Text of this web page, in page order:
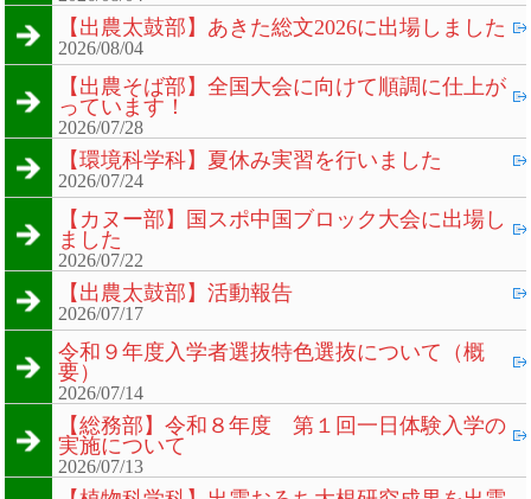
【出農太鼓部】あきた総文2026に出場しました
2026/08/04
【出農そば部】全国大会に向けて順調に仕上が
っています！
2026/07/28
【環境科学科】夏休み実習を行いました
2026/07/24
【カヌー部】国スポ中国ブロック大会に出場し
ました
2026/07/22
【出農太鼓部】活動報告
2026/07/17
令和９年度入学者選抜特色選抜について（概
要）
2026/07/14
【総務部】令和８年度 第１回一日体験入学の
実施について
2026/07/13